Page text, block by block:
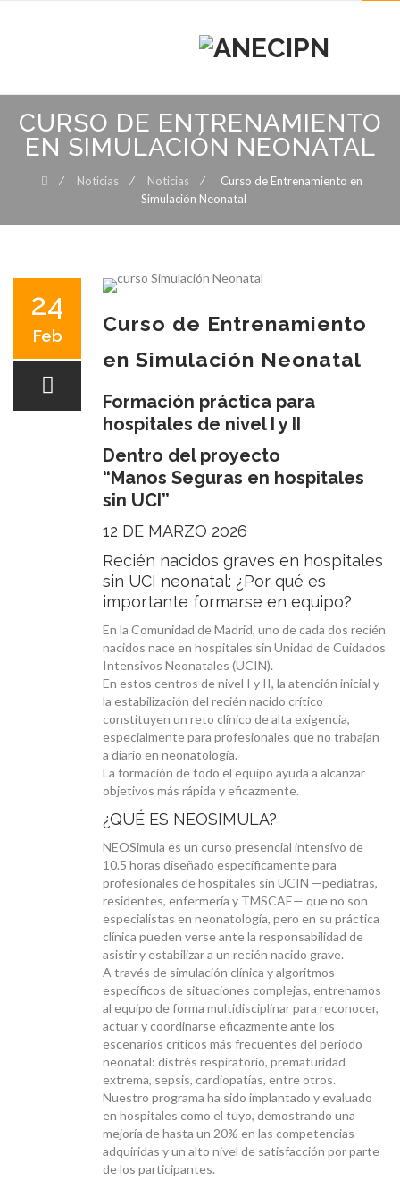
to
content
CURSO DE ENTRENAMIENTO
EN SIMULACIÓN NEONATAL
⁄ Noticias ⁄ Noticias ⁄
Curso de Entrenamiento en
Simulación Neonatal
24
Feb
Curso de Entrenamiento
en Simulación Neonatal
Formación práctica para
hospitales de nivel I y II
Dentro del proyecto
“Manos Seguras en hospitales
sin UCI”
12 DE MARZO 2026
Recién nacidos graves en hospitales
sin UCI neonatal: ¿Por qué es
importante formarse en equipo?
En la Comunidad de Madrid, uno de cada dos recién
nacidos nace en hospitales sin Unidad de Cuidados
Intensivos Neonatales (UCIN).
En estos centros de nivel I y II, la atención inicial y
la estabilización del recién nacido crítico
constituyen un reto clínico de alta exigencia,
especialmente para profesionales que no trabajan
a diario en neonatología.
La formación de todo el equipo ayuda a alcanzar
objetivos más rápida y eficazmente.
¿QUÉ ES NEOSIMULA?
NEOSimula es un curso presencial intensivo de
10.5 horas diseñado específicamente para
profesionales de hospitales sin UCIN —pediatras,
residentes, enfermería y TMSCAE— que no son
especialistas en neonatología, pero en su práctica
clínica pueden verse ante la responsabilidad de
asistir y estabilizar a un recién nacido grave.
A través de simulación clínica y algoritmos
específicos de situaciones complejas, entrenamos
al equipo de forma multidisciplinar para reconocer,
actuar y coordinarse eficazmente ante los
escenarios críticos más frecuentes del periodo
neonatal: distrés respiratorio, prematuridad
extrema, sepsis, cardiopatías, entre otros.
Nuestro programa ha sido implantado y evaluado
en hospitales como el tuyo, demostrando una
mejoría de hasta un 20% en las competencias
adquiridas y un alto nivel de satisfacción por parte
de los participantes.